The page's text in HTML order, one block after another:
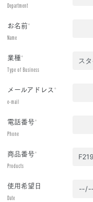
Department
お名前*
Name
業種*
Type of Business
メールアドレス*
e-mail
電話番号*
Phone
商品番号*
Products
使用希望日
Date